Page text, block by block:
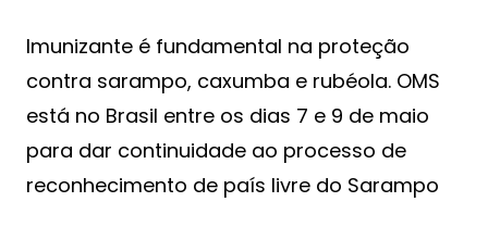
Imunizante é fundamental na proteção
contra sarampo, caxumba e rubéola. OMS
está no Brasil entre os dias 7 e 9 de maio
para dar continuidade ao processo de
reconhecimento de país livre do Sarampo